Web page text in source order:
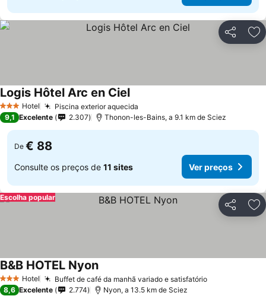
Partilhar
3 EstrelasHotel Piscina exterior aquecida
Logis Hôtel Arc en Ciel
9,1 Excelente 2.307 Thonon-les-Bains, a 9.1 km de Sciez
De € 88
Consulte os preços de 11 sites Ver preços
Partilhar
Escolha popular
3 EstrelasHotel Buffet de café da manhã variado e satisfatório
B&B HOTEL Nyon
8,6 Excelente 2.774 Nyon, a 13.5 km de Sciez